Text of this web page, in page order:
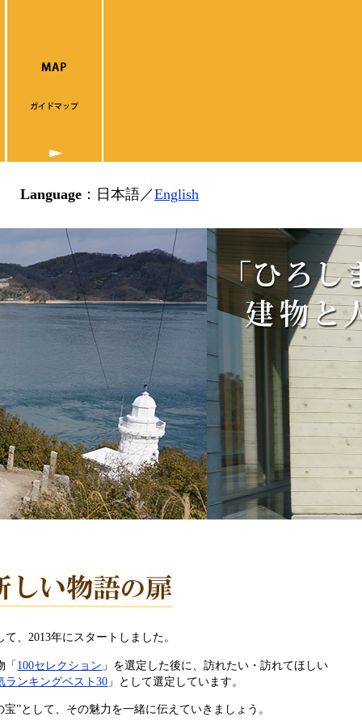
Language： 日本語／English
、2013年にスタートしました。
「100セレクション 」を選定した後に、訪れたい・訪れてほしい
ランキングベスト30 」として選定しています。
”として、その魅力を一緒に伝えていきましょう。